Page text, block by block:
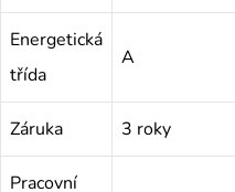
Energetická
třída
A
Záruka 3 roky
Pracovní